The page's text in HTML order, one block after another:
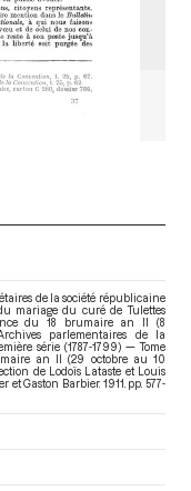
de la société républicaine
mariage du curé de Tulettes
du 18 brumaire an II (8
parlementaires de la
série (1787-1799) — Tome
an II (29 octobre au 10
de Lodoïs Lataste et Louis
Gaston Barbier. 1911. pp. 577-